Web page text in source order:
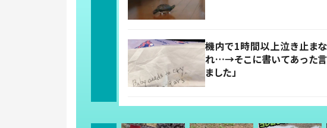
機内で1時間以上泣き止ま
れ…→そこに書いてあった言
ました」